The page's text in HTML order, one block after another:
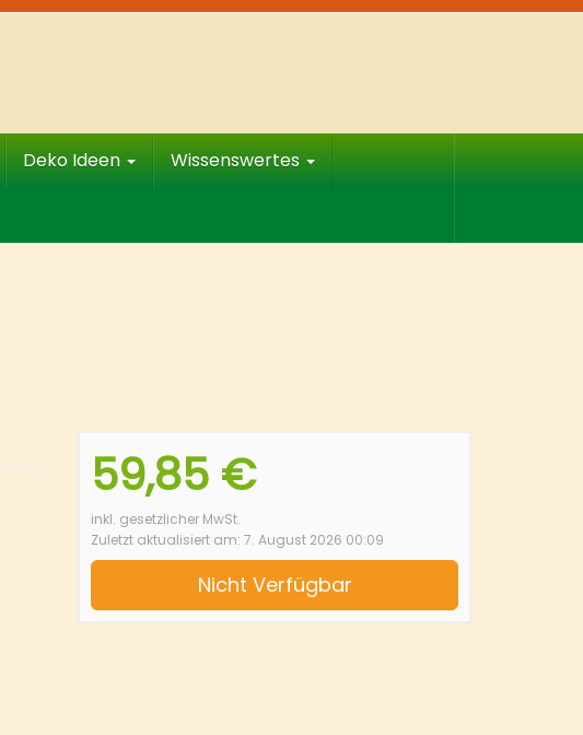
Deko Ideen Wissenswertes
59,85 €
inkl. gesetzlicher MwSt.
Zuletzt aktualisiert am: 7. August 2026 00:09
Nicht Verfügbar